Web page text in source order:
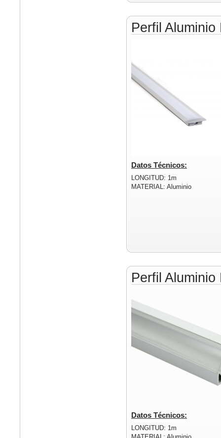
Perfil
Datos Técnicos:
LONGITUD: 1m
MATERIAL: Aluminio
Perfil
Datos Técnicos:
LONGITUD: 1m